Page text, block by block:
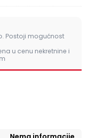
Postoji mogućnost
u cenu nekretnine i